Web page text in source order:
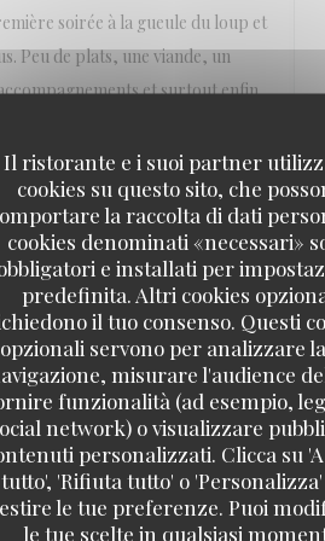
Il ristorante e i suoi partner
cookies su questo sito, che
la raccolta di dati
cookies denominati «necessari»
e installati per
predefinita. Altri cookies
il tuo consenso. Questi
opzionali servono per analizzare
misurare l'audience
funzionalità (ad esempio,
network) o visualizzare
personalizzati. Clicca su
tutto', 'Rifiuta tutto' o
le tue preferenze. Puoi
le tue scelte in qualsiasi
soirée à la gueule du loup et
Peu de plats, une viande, un
et surtout enfin
2 3